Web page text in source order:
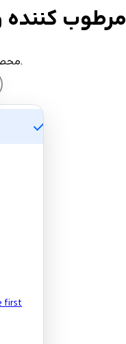
تومان
مرطوب کننده
175 محصول وجود دارد.
check
first